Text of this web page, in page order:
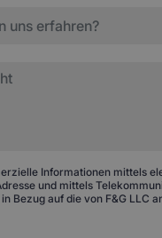
Informationen mittels
und mittels
Bezug auf die von F&G LLC